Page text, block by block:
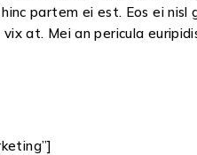
partem ei est. Eos ei
at. Mei an pericula